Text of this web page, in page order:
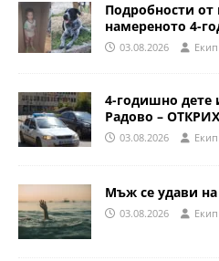
Подробности
намереното 4-
03.08.2026
4-годишно дете
Радово –
03.08.2026
Мъж се удави
03.08.2026